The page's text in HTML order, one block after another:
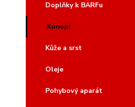
Doplňky k BARFu
Konopí
Kůže a srst
Oleje
Pohybový aparát